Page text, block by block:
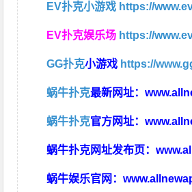
EV扑克小游戏 https://
EV扑克娱乐场 https://
GG扑克小游戏 https://
蜗牛扑克最新网址：
蜗牛扑克官方网址：
蜗牛扑克网址发布页：
蜗牛娱乐官网：